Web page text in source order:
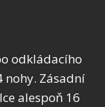
odkládacího
nohy. Zásadní
alespoň 16